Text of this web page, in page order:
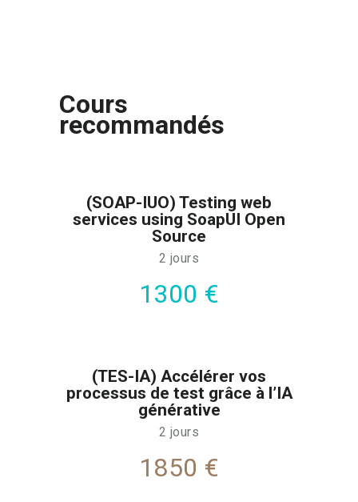
Cours
recommandés
(SOAP-IUO) Testing web
services using SoapUI Open
Source
2 jours
1300 €
(TES-IA) Accélérer vos
processus de test grâce à l’IA
générative
2 jours
1850 €